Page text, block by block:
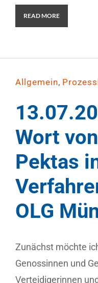
READ MORE
Allgemein,
Wort
Pektas
OLG
Zunächst möchte
Genossinnen und
Verteidigerinnen